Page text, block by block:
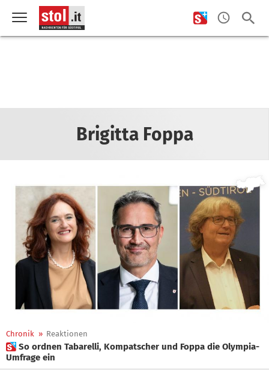
Brigitta Foppa
Chronik » Reaktionen
 So ordnen Tabarelli, Kompatscher und Foppa die Olympia-
Umfrage ein